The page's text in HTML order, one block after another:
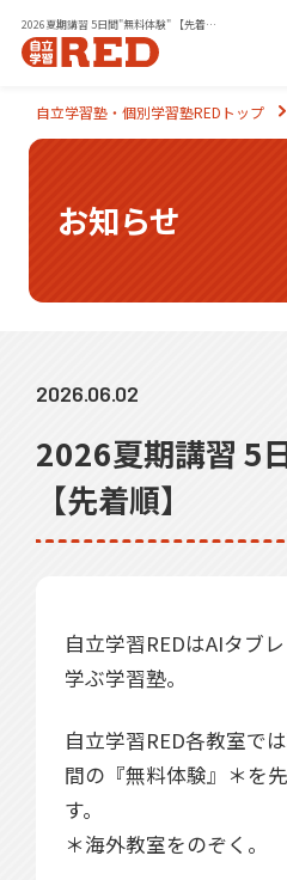
2026夏期講習 5日間"無料体験" 【先着順】
小学生
コース
中
コ
生徒さま・保護者さまの
よくあるご質問
無料体験
お問合わ
自立学習塾・個別学習塾REDトップ
お知らせ
2026.06.02
2026夏期講習 5
【先着順】
自立学習REDはAIタブ
学ぶ学習塾。
自立学習RED各教室で
間の『無料体験』＊を
す。
＊海外教室をのぞく。